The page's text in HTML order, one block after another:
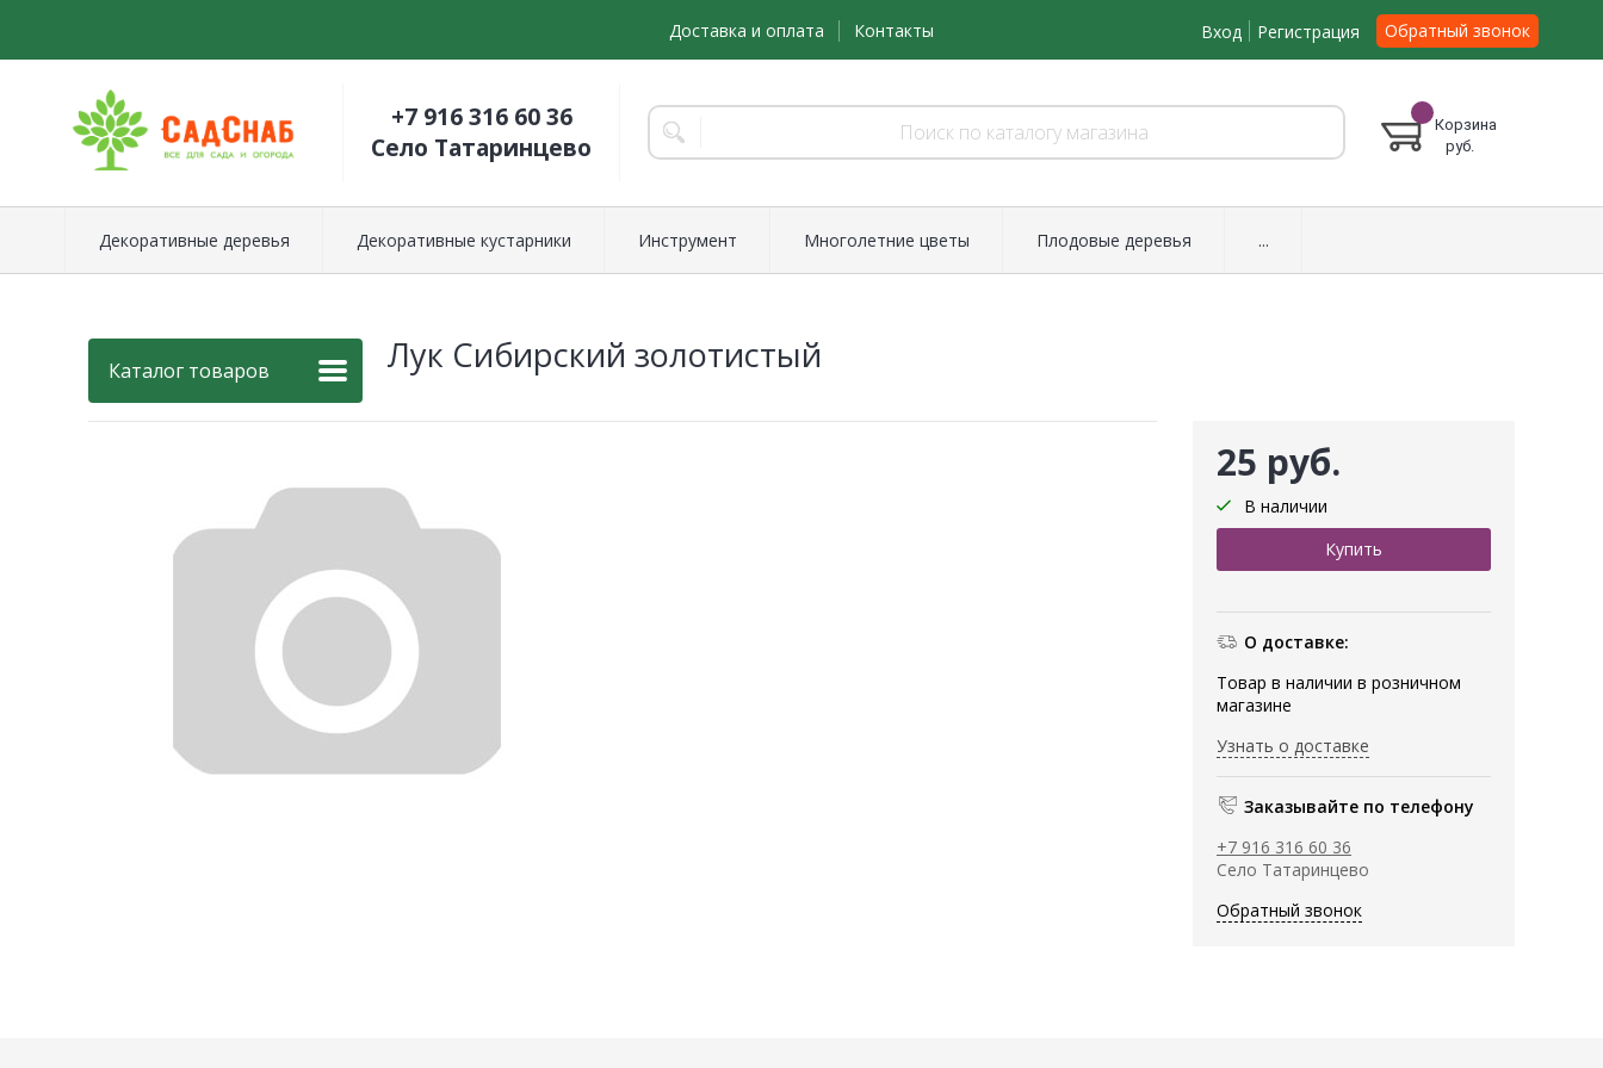
Доставка и оплата Контакты Вход Регистрация Обратный звонок
+7 916 316 60 36
Село Татаринцево
Корзина
руб.
Декоративные деревья Декоративные кустарники Инструмент Многолетние цветы Плодовые деревья ...
Каталог товаров Лук Сибирский золотистый
25 руб.
В наличии
О доставке:
Товар в наличии в розничном
магазине
Узнать о доставке
Заказывайте по телефону
+7 916 316 60 36
Село Татаринцево
Обратный звонок